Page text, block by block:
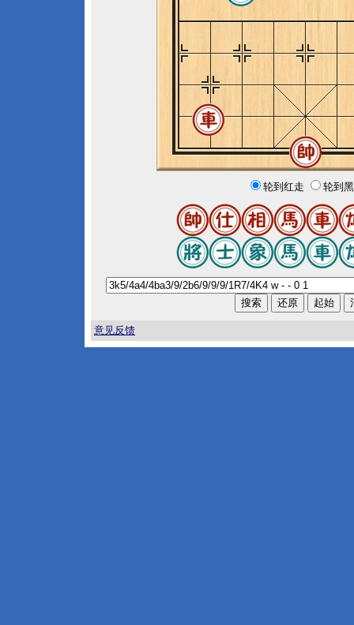
轮到红走 轮到
意见反馈